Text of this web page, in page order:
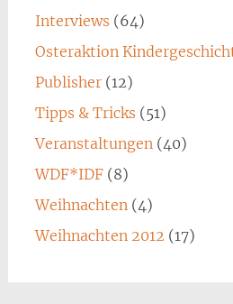
Interviews (64)
Osteraktion
Publisher(12)
Tipps & Tricks (51)
Veranstaltungen (40)
WDF*IDF(8)
Weihnachten (4)
Weihnachten 2012 (17)